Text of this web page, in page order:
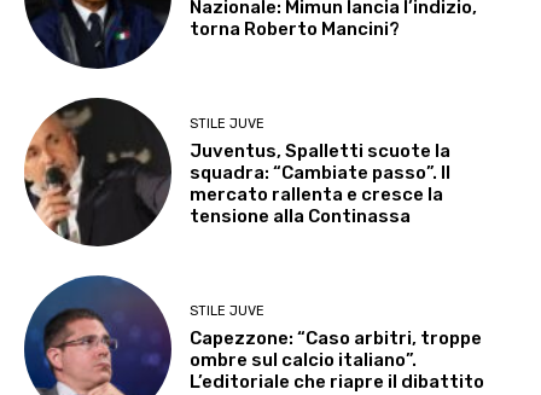
Nazionale: Mimun lancia l’indizio,
torna Roberto Mancini?
STILE JUVE
Juventus, Spalletti scuote la
squadra: “Cambiate passo”. Il
mercato rallenta e cresce la
tensione alla Continassa
STILE JUVE
Capezzone: “Caso arbitri, troppe
ombre sul calcio italiano”.
L’editoriale che riapre il dibattito